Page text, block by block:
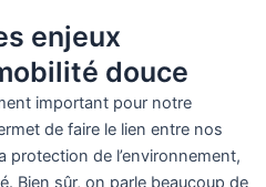
enjeux
douce
important pour notre
de faire le lien entre nos
protection de l’environnement,
Bien sûr, on parle beaucoup de